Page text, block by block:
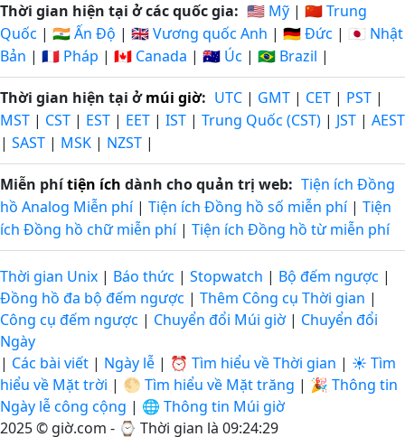
Thời gian hiện tại ở các quốc gia: 🇺🇸 Mỹ | 🇨🇳 Trung
Quốc | 🇮🇳 Ấn Độ | 🇬🇧 Vương quốc Anh | 🇩🇪 Đức | 🇯🇵 Nhật
Bản | 🇫🇷 Pháp | 🇨🇦 Canada | 🇦🇺 Úc | 🇧🇷 Brazil |
Thời gian hiện tại ởmúi giờ: UTC | GMT | CET | PST |
MST | CST | EST | EET | IST | Trung Quốc (CST) | JST | AEST
| SAST | MSK | NZST |
Miễn phítiện ích dành cho quản trị web: Tiện ích Đồng
hồ Analog Miễn phí| Tiện ích Đồng hồ số miễn phí| Tiện
ích Đồng hồ chữ miễn phí| Tiện ích Đồng hồ từ miễn phí
Thời gian Unix | Báo thức | Stopwatch | Bộ đếm ngược |
Đồng hồ đa bộ đếm ngược | Thêm Công cụ Thời gian |
Công cụ đếm ngược | Chuyển đổi Múi giờ | Chuyển đổi
Ngày
| Các bài viết | Ngày lễ | ⏰ Tìm hiểu về Thời gian | ☀️ Tìm
hiểu về Mặt trời | 🌕 Tìm hiểu về Mặt trăng | 🎉 Thông tin
Ngày lễ công cộng | 🌐 Thông tin Múi giờ
2025 © giờ.com - ⌚ Thời gian là 09:24:29